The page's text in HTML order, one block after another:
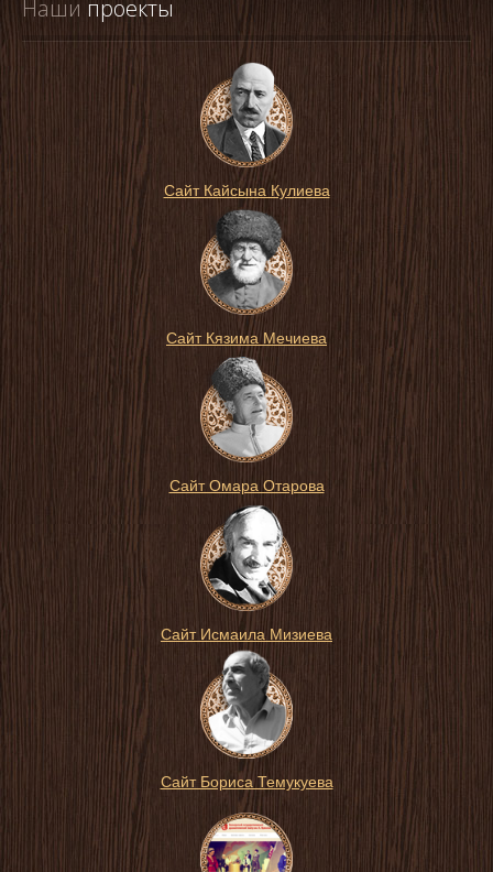
Наши проекты
Сайт Кайсына Кулиева
Сайт Кязима Мечиева
Сайт Омара Отарова
Сайт Исмаила Мизиева
Сайт Бориса Темукуева